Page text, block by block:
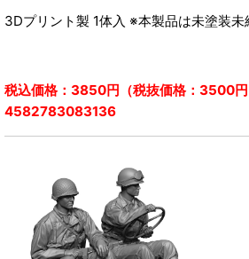
3Dプリント製 1体入 ※本製品は未塗装未
税込価格：3850円（税抜価格：3500
4582783083136